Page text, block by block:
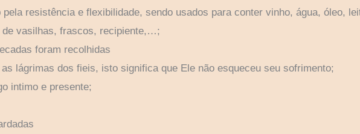
pela resistência e flexibilidade, sendo usados para conter vinho, água, óleo,
de vasilhas, frascos, recipiente,…;
foram recolhidas
lágrimas dos fieis, isto significa que Ele não esqueceu seu sofrimento;
intimo e presente;